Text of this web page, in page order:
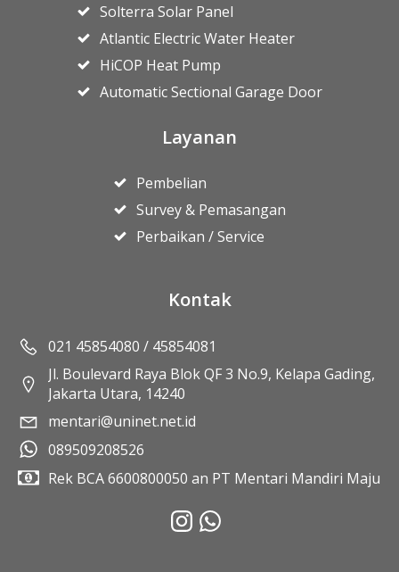
Solterra Solar Panel
Atlantic Electric Water Heater
HiCOP Heat Pump
Automatic Sectional Garage Door
Layanan
Pembelian
Survey & Pemasangan
Perbaikan / Service
Kontak
021 45854080 / 45854081
Jl. Boulevard Raya Blok QF 3 No.9, Kelapa Gading,
Jakarta Utara, 14240
mentari@uninet.net.id
089509208526
Rek BCA 6600800050 an PT Mentari Mandiri Maju